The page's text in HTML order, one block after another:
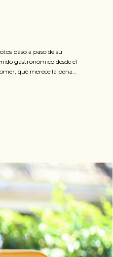
paso a paso de su
gastronómico desde el
qué merece la pena...